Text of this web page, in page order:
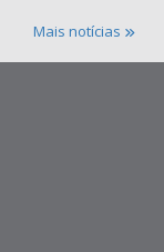
Mais notícias